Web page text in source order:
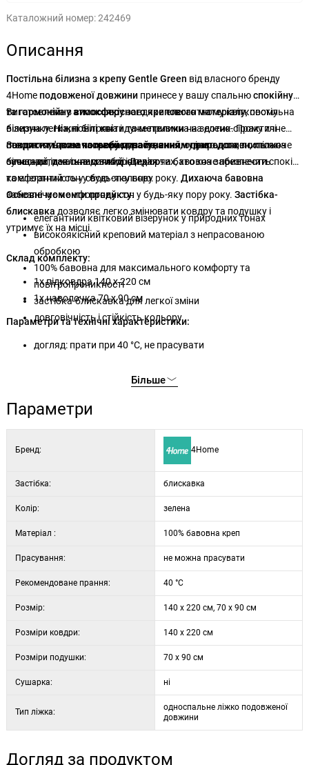
Каталожний номер:242469
Описання
Постільна білизна з крепу Gentle Green від власного бренду
4Home подовженої довжини принесе у вашу спальнюспокійну
та гармонійну атмосферузавдяки елегантному квітковому
візерунку.Ніжні білі квіти та метеликина зелено-сірому тлі
створюютьпозачасовий дизайн, який чудово доповнить як
сучасний, так і класичний інтер'єр.
Виготовлена звисокоякісного крепового матеріалу, постільна
білизна легка, повітряна і дуже приємна на дотик. Практичне
покриття, що не потребує прасування, оцінить кожен, хто хоче
заощадити час на догляді. Дихаюча бавовна забезпечить
комфортний сон у будь-яку пору року. Дихаюча бавовна
забезпечує комфортний сон у будь-яку пору року. Застібка-
блискавка дозволяє легко змінювати ковдру та подушку і
утримує їх на місці.
Завдяким'яким кольорам, натхненним природою, постільна
білизна є ідеальним вибором для тих, хто хоче привнести спокій
та елегантність у свою спальню.
Основні моменти продукту:
елегантний квітковий візерунок у природних тонах
високоякісний креповий матеріал з непрасованою
обробкою
100% бавовна для максимального комфорту та
повітропроникності
застібка-блискавка для легкої зміни
довговічність і стійкість кольору
Склад комплекту:
1x підковдра 140 х 220 см
1x наволочка 70 х 90 см
Параметри та технічні характеристики:
догляд: прати при 40 °C, не прасувати
Більше
Параметри
Бренд: 4Home
Застібка: блискавка
Колір: зелена
Матеріал : 100% бавовна креп
Прасування: не можна прасувати
Рекомендоване прання: 40 °C
Розмір: 140 x 220 см, 70 x 90 см
Розміри ковдри: 140 x 220 см
Розміри подушки: 70 x 90 см
Сушарка: ні
Тип ліжка:
односпальне ліжко подовженої
довжини
Догляд за продуктом